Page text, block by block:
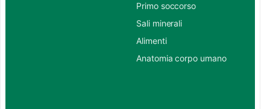
Primo soccorso
Sali minerali
Alimenti
Anatomia corpo umano